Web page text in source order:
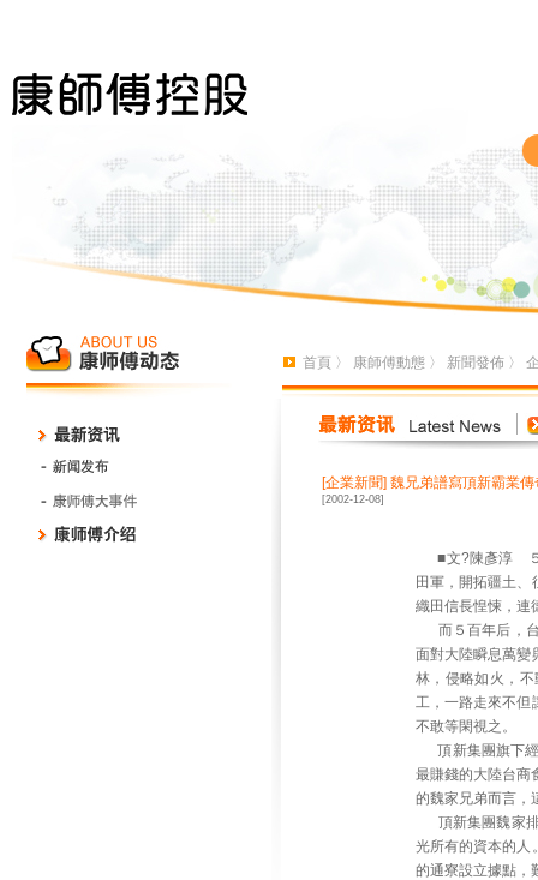
首頁 〉 康師傅動態 〉 新聞發佈 〉
[企業新聞] 魏兄弟譜寫頂新霸業傳
[2002-12-08]
■文?陳彥淳 ５
田軍，開拓疆土
織田信長惶悚，連
而５百年后，台
面對大陸瞬息萬變
林，侵略如火，
工，一路走來不但
不敢等閑視之。
頂新集團旗下經
最賺錢的大陸台商
的魏家兄弟而言，
頂新集團魏家排
光所有的資本的人
的通寮設立據點，